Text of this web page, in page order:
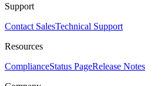
Support
Contact SalesTechnical Support
Resources
ComplianceStatus PageRelease Notes